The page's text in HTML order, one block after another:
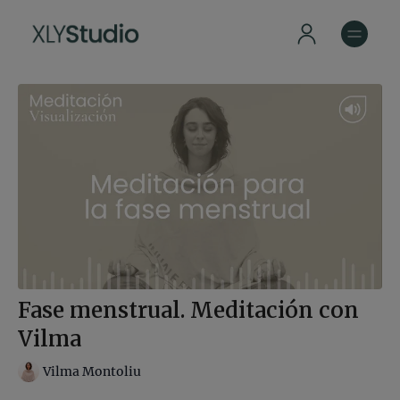
Fase menstrual. Meditación con
Vilma
Vilma Montoliu